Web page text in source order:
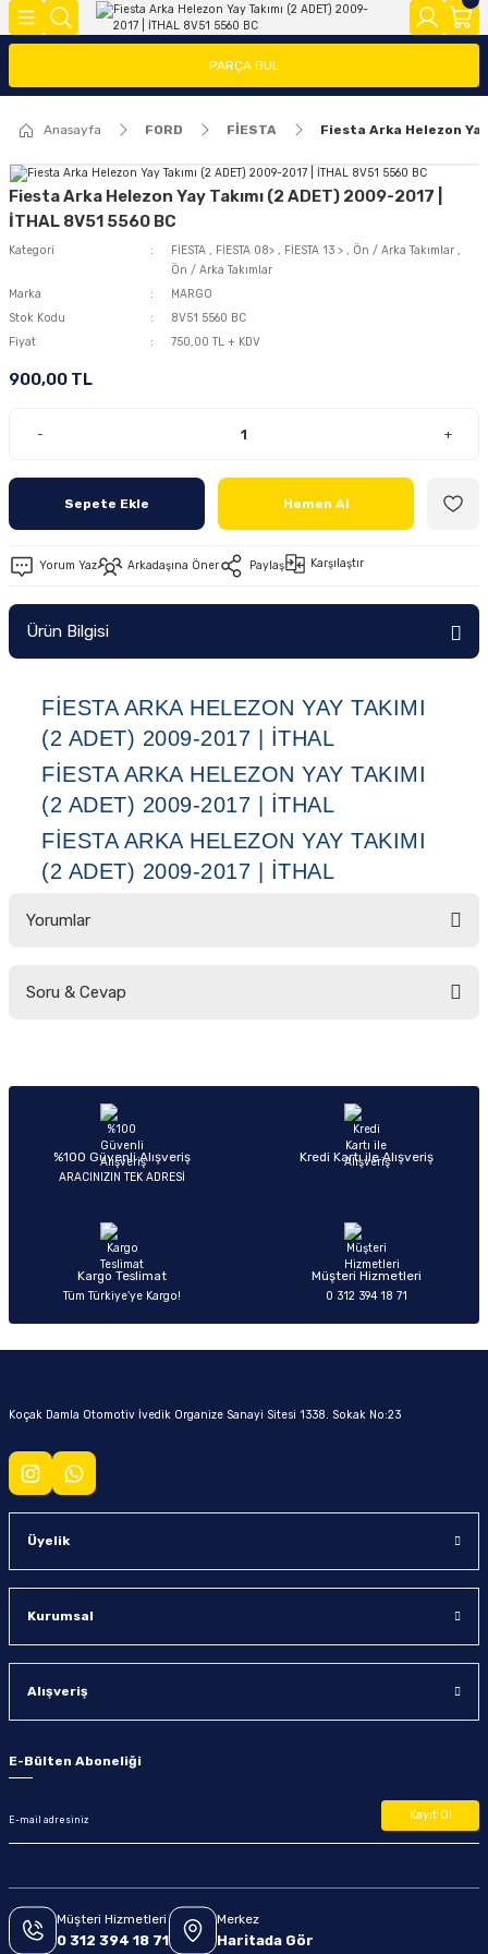
Geri Dön
FOCUS
FAR/STOP/AYNA GRUBU
FOCUS 1
FOCUS 2 (2005-2008)
Ön/Arka Takımlar
FİESTA
FİESTA 08>
FİESTA 13 >
FİESTA 2002-2008
COURİER
COURİER 2014-2018
COURİER 2018-2023
COURİER 2023>
CONNECT
CONNECT 2002-2008
CONNECT 2008-2013
CONNECT 2014 >
TRANSİT
TRANSİT 2014-2018
TRANSİT 2018-2023
Geri Dön
MODEL Y
2020>
Geri Dön
(FMY)
PARÇA BUL
Anasayfa FORD FİESTA Fiesta Arka Helezon
Fiesta Arka Helezon Yay Takımı (2 ADET) 2009-2017 |
İTHAL 8V51 5560 BC
Kategori FİESTA , FİESTA 08> , FİESTA 13 > , Ön / Arka Takımlar ,
Ön / Arka Takımlar
Marka
MARGO
Stok Kodu
8V51 5560 BC
Fiyat
750,00 TL + KDV
900,00 TL
- +
Sepete Ekle Hemen Al
Yorum Yaz Arkadaşına Öner Paylaş Karşılaştır
Ürün Bilgisi
FIESTA ARKA HELEZON YAY TAKIMI
(2 ADET) 2009-2017 | İTHAL
FIESTA ARKA HELEZON YAY TAKIMI
(2 ADET) 2009-2017 | İTHAL
FIESTA ARKA HELEZON YAY TAKIMI
(2 ADET) 2009-2017 | İTHAL
Yorumlar
Soru & Cevap
Ürün hakkında henüz soru sorulmamış.
%100 Güvenli Alışveriş
ARACINIZIN TEK ADRESİ
Kredi Kartı ile Alışveriş
Kargo Teslimat
Tüm Türkiye’ye Kargo!
Müşteri Hizmetleri
0 312 394 18 71
Koçak Damla Otomotiv İvedik Organize Sanayi Sitesi 1338. Sokak No:23
Üyelik
Kurumsal
Alışveriş
E-Bülten Aboneliği
Kayıt Ol
Müşteri Hizmetleri
0 312 394 18 71
Merkez
Haritada Gör